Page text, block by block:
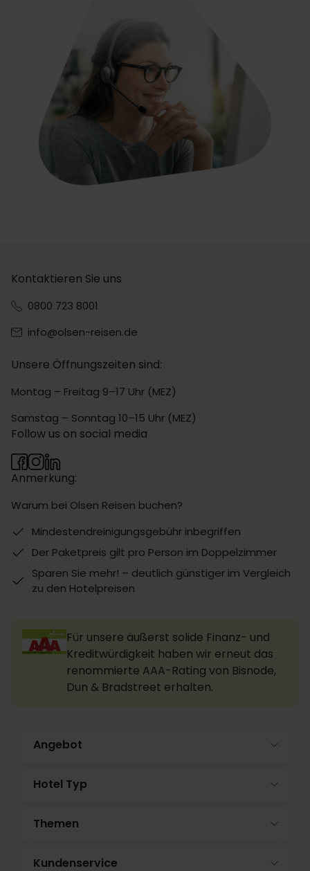
Kontaktieren Sie uns
0800 723 8001
info@olsen-reisen.de
Unsere Öffnungszeiten sind:
Montag – Freitag 9–17 Uhr (MEZ)
Samstag – Sonntag 10–15 Uhr (MEZ)
Anmerkung:
Warum bei Olsen Reisen buchen?
Mindestendreinigungsgebühr inbegriffen
Der Paketpreis gilt pro Person im Doppelzimmer
Sparen Sie mehr! – deutlich günstiger im Vergleich
zu den Hotelpreisen
Follow us on social media
Für unsere äußerst solide Finanz- und
Kreditwürdigkeit haben wir erneut das
renommierte AAA-Rating von Bisnode,
Dun & Bradstreet erhalten.
Angebot
Hotel Typ
Themen
Kundenservice